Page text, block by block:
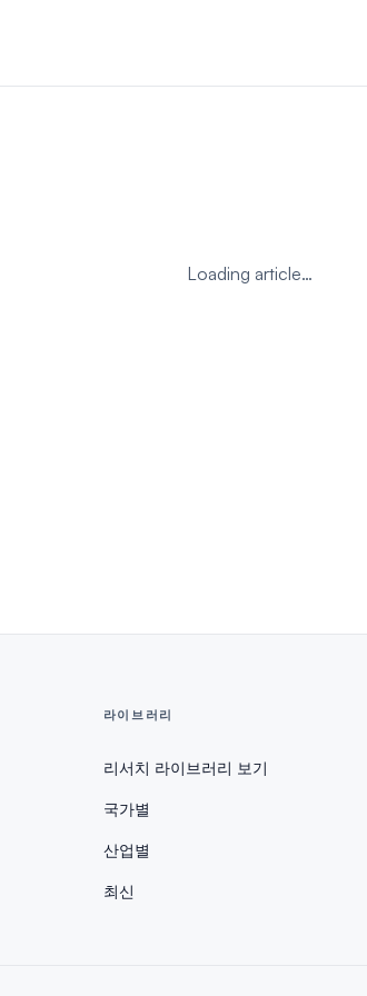
Loading article…
라이브러리
리서치 라이브러리 보기
국가별
산업별
최신